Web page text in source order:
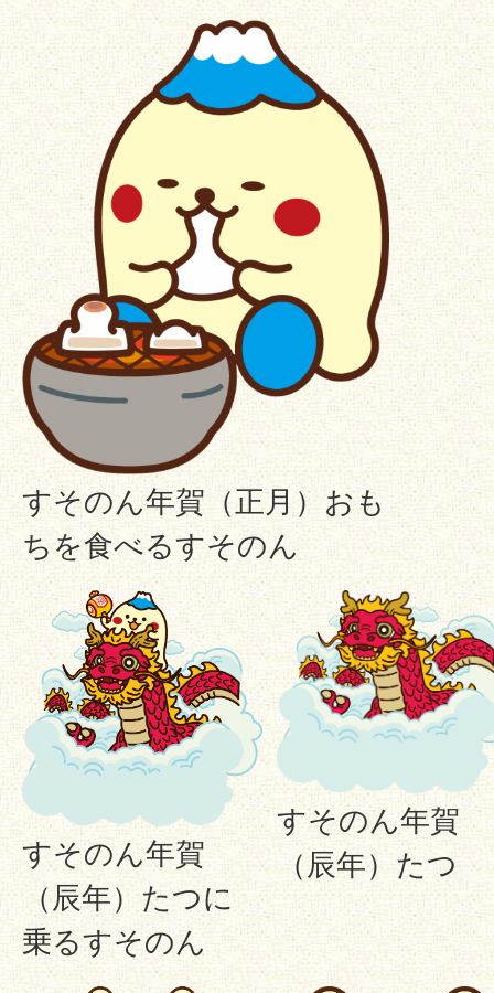
すそのん年賀（正月）おも
ちを食べるすそのん
すそのん年賀
（辰年）たつに
乗るすそのん
すそのん年賀
（辰年）たつ